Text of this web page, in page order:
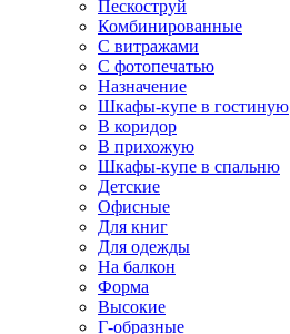
Пескоструй
Комбинированные
С витражами
С фотопечатью
Назначение
Шкафы-купе в гостиную
В коридор
В прихожую
Шкафы-купе в спальню
Детские
Офисные
Для книг
Для одежды
На балкон
Форма
Высокие
Г-образные